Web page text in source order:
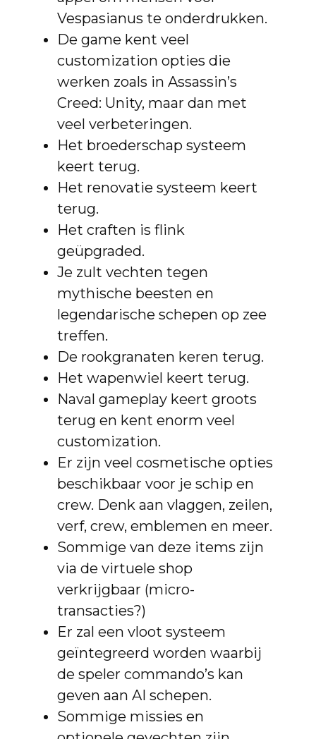
Vespasianus te onderdrukken.
De game kent veel
customization opties die
werken zoals in Assassin’s
Creed: Unity, maar dan met
veel verbeteringen.
Het broederschap systeem
keert terug.
Het renovatie systeem keert
terug.
Het craften is flink
geüpgraded.
Je zult vechten tegen
mythische beesten en
legendarische schepen op zee
treffen.
De rookgranaten keren terug.
Het wapenwiel keert terug.
Naval gameplay keert groots
terug en kent enorm veel
customization.
Er zijn veel cosmetische opties
beschikbaar voor je schip en
crew. Denk aan vlaggen, zeilen,
verf, crew, emblemen en meer.
Sommige van deze items zijn
via de virtuele shop
verkrijgbaar (micro-
transacties?)
Er zal een vloot systeem
geïntegreerd worden waarbij
de speler commando’s kan
geven aan AI schepen.
Sommige missies en